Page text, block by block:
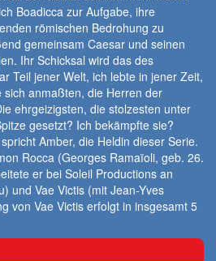
Boadicca zur Aufgabe, ihre
römischen Bedrohung zu
gemeinsam Caesar und seinen
Ihr Schicksal wird das des
Teil jener Welt, ich lebte in jener Zeit,
anmaßten, die Herren der
ehrgeizigsten, die stolzesten unter
gesetzt? Ich bekämpfte sie?
Amber, die Heldin dieser Serie.
Rocca (Georges Ramaïoli, geb. 26.
er bei Soleil Productions an
und Vae Victis (mit Jean-Yves
von Vae Victis erfolgt in insgesamt 5